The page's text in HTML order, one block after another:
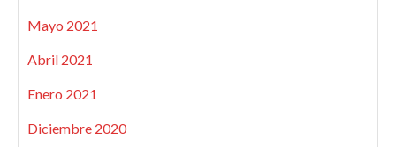
Mayo 2021
Abril 2021
Enero 2021
Diciembre 2020